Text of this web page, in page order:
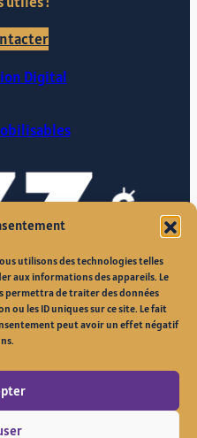
utilisons des technologies telles
aux informations des appareils. Le
permettra de traiter des données
ou les ID uniques sur ce site. Le fait
peut avoir un effet négatif
Digital